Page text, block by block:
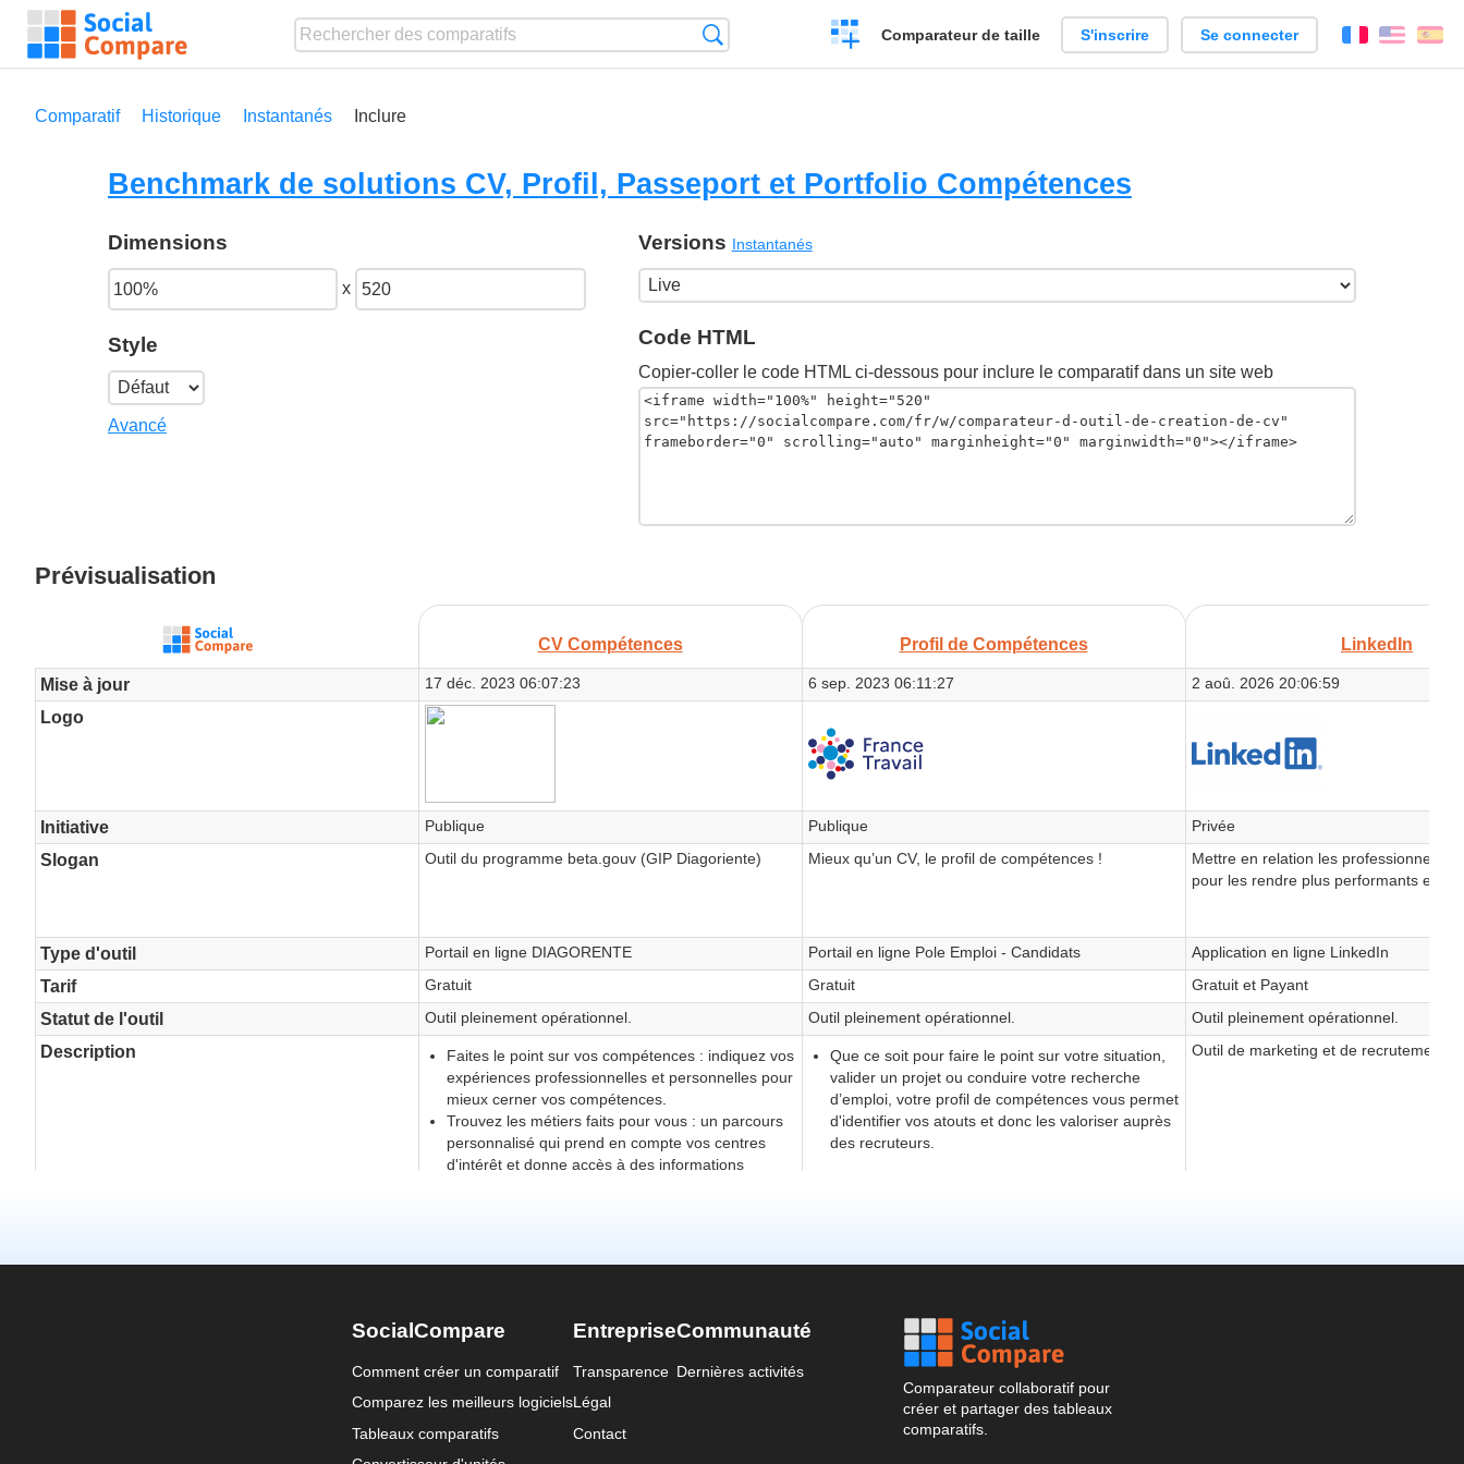
Créer
un
Comparateur de taille S'inscrire Se connecter FrançaisEnglish
Comparatif Historique Instantanés Inclure
Benchmark de solutions CV, Profil, Passeport et Portfolio Compétences
Dimensions
x
Style
Avancé
Versions Instantanés
Code HTML
Copier-coller le code HTML ci-dessous pour inclure le comparatif dans un site web
Prévisualisation
SocialCompare
Comment créer un comparatif
Comparez les meilleurs logiciels
Tableaux comparatifs
Entreprise
Transparence
Légal
Contact
Communauté
Dernières activités
Comparateur collaboratif pour
créer et partager des tableaux
comparatifs.